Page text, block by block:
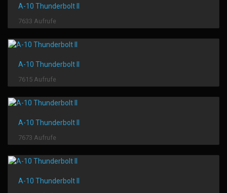
A-10 Thunderbolt II
7633 Aufrufe
A-10 Thunderbolt II
7615 Aufrufe
A-10 Thunderbolt II
7673 Aufrufe
A-10 Thunderbolt II